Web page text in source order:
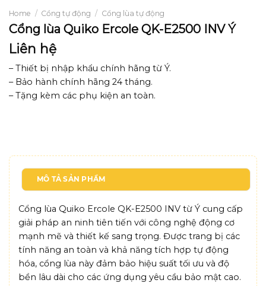
Home / Cổng tự động / Cổng lùa tự động
Cổng lùa Quiko Ercole QK-E2500 INV Ý
Liên hệ
– Thiết bị nhập khẩu chính hãng từ Ý.
– Bảo hành chính hãng 24 tháng.
– Tặng kèm các phụ kiện an toàn.
MÔ TẢ SẢN PHẨM
Cổng lùa Quiko Ercole QK-E2500 INV từ Ý cung cấp
giải pháp an ninh tiên tiến với công nghệ động cơ
mạnh mẽ và thiết kế sang trọng. Được trang bị các
tính năng an toàn và khả năng tích hợp tự động
hóa, cổng lùa này đảm bảo hiệu suất tối ưu và độ
bền lâu dài cho các ứng dụng yêu cầu bảo mật cao.